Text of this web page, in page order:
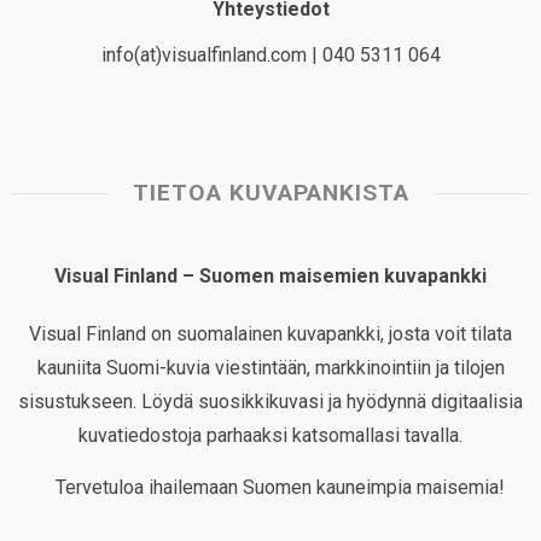
Yhteystiedot
info(at)visualfinland.com | 040 5311 064
TIETOA KUVAPANKISTA
Visual Finland – Suomen maisemien kuvapankki
Visual Finland on suomalainen kuvapankki, josta voit tilata
kauniita Suomi-kuvia viestintään, markkinointiin ja tilojen
sisustukseen. Löydä suosikkikuvasi ja hyödynnä digitaalisia
kuvatiedostoja parhaaksi katsomallasi tavalla.
Tervetuloa ihailemaan Suomen kauneimpia maisemia!